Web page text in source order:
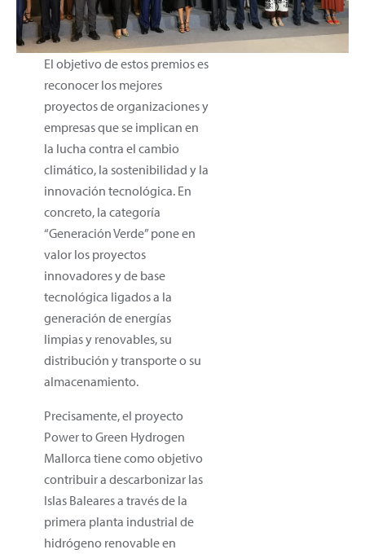
El objetivo de estos premios es
reconocer los mejores
proyectos de organizaciones y
empresas que se implican en
la lucha contra el cambio
climático, la sostenibilidad y la
innovación tecnológica. En
concreto, la categoría
“Generación Verde” pone en
valor los proyectos
innovadores y de base
tecnológica ligados a la
generación de energías
limpias y renovables, su
distribución y transporte o su
almacenamiento.
Precisamente, el proyecto
Power to Green Hydrogen
Mallorca tiene como objetivo
contribuir a descarbonizar las
Islas Baleares a través de la
primera planta industrial de
hidrógeno renovable en